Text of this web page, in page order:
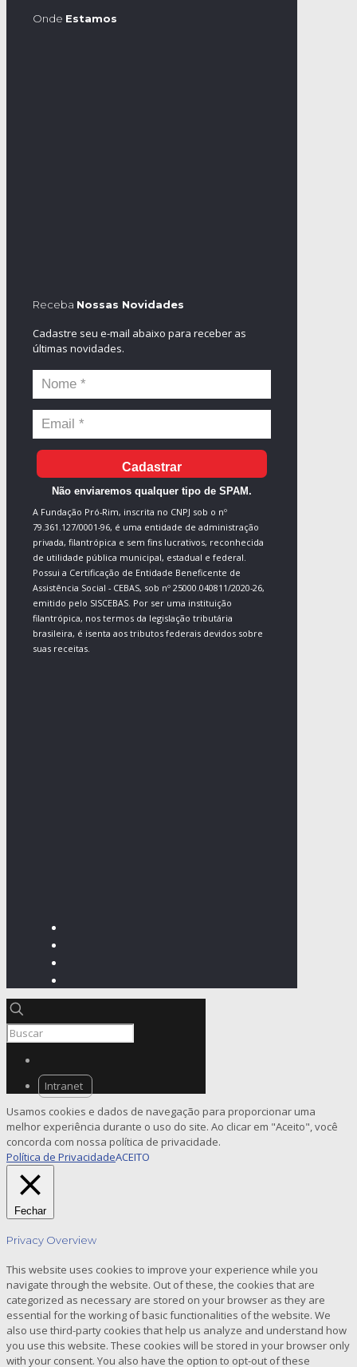
Onde Estamos
Receba Nossas Novidades
Cadastre seu e-mail abaixo para receber as
últimas novidades.
Cadastrar
Não enviaremos qualquer tipo de SPAM.
A Fundação Pró-Rim, inscrita no CNPJ sob o nº
79.361.127/0001-96, é uma entidade de administração
privada, filantrópica e sem fins lucrativos, reconhecida
de utilidade pública municipal, estadual e federal.
Possui a Certificação de Entidade Beneficente de
Assistência Social - CEBAS, sob nº 25000.040811/2020-26,
emitido pelo SISCEBAS. Por ser uma instituição
filantrópica, nos termos da legislação tributária
brasileira, é isenta aos tributos federais devidos sobre
suas receitas.
Intranet
Usamos cookies e dados de navegação para proporcionar uma
melhor experiência durante o uso do site. Ao clicar em "Aceito", você
concorda com nossa política de privacidade.
Política de PrivacidadeACEITO
Fechar
Privacy Overview
This website uses cookies to improve your experience while you
navigate through the website. Out of these, the cookies that are
categorized as necessary are stored on your browser as they are
essential for the working of basic functionalities of the website. We
also use third-party cookies that help us analyze and understand how
you use this website. These cookies will be stored in your browser only
with your consent. You also have the option to opt-out of these